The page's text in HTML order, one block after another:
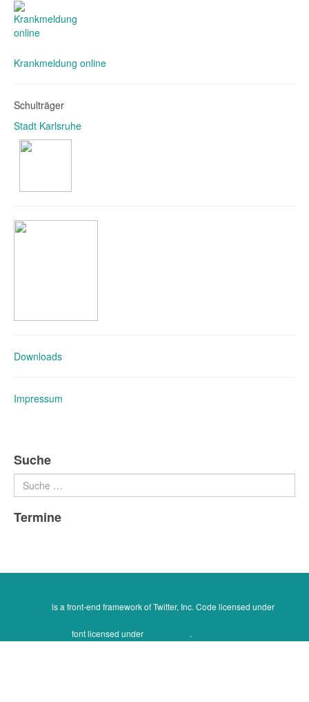
Krankmeldung online
Schulträger
Stadt Karlsruhe
Downloads
Impressum
Suche
Suchen
Termine
is a front-end framework of Twitter, Inc. Code licensed under
font licensed under .